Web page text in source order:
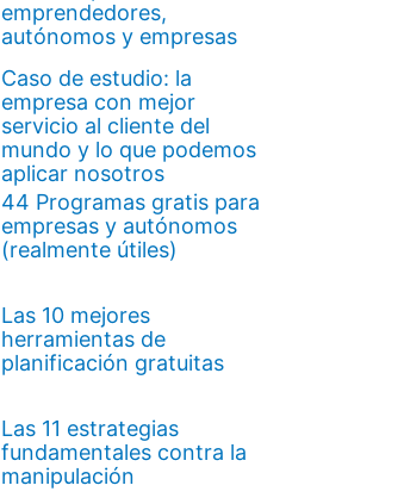
emprendedores,
autónomos y empresas
Caso de estudio: la
empresa con mejor
servicio al cliente del
mundo y lo que podemos
aplicar nosotros
44 Programas gratis para
empresas y autónomos
(realmente útiles)
Las 10 mejores
herramientas de
planificación gratuitas
Las 11 estrategias
fundamentales contra la
manipulación